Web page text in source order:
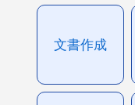
文書作成